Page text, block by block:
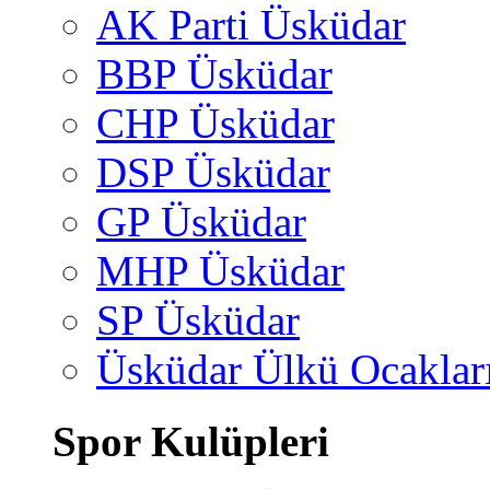
AK Parti Üsküdar
BBP Üsküdar
CHP Üsküdar
DSP Üsküdar
GP Üsküdar
MHP Üsküdar
SP Üsküdar
Üsküdar Ülkü
Spor Kulüpleri